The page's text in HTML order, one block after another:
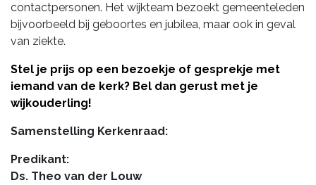
contactpersonen. Het wijkteam bezoekt gemeenteleden
bijvoorbeeld bij geboortes en jubilea, maar ook in geval
van ziekte.
Stel je prijs op een bezoekje of gesprekje met
iemand van de kerk? Bel dan gerust met je
wijkouderling!
Samenstelling Kerkenraad:
Predikant:
Ds. Theo van der Louw